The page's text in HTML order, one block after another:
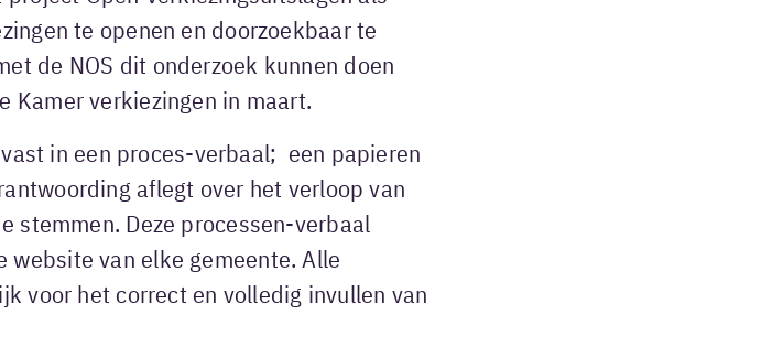
te openen en doorzoekbaar te
de NOS dit onderzoek kunnen doen
Kamer verkiezingen in maart.
in een proces-verbaal; een papieren
aflegt over het verloop van
stemmen. Deze processen-verbaal
website van elke gemeente. Alle
voor het correct en volledig invullen van